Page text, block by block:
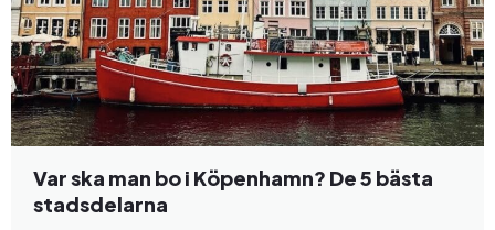
Var ska man bo i Köpenhamn? De 5 bästa
stadsdelarna